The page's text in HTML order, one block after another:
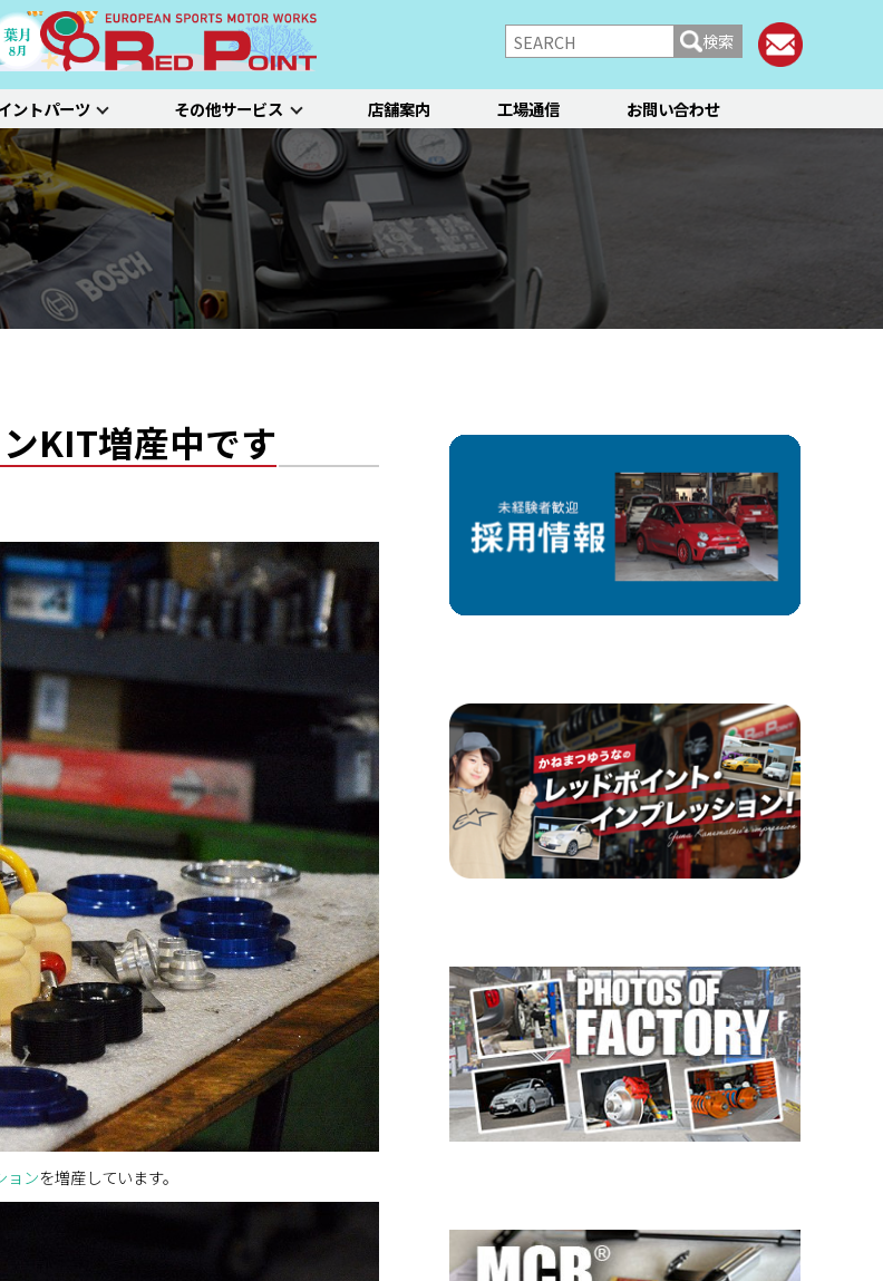
検索
診断 ホイールアライメント点検・調整
ヤ整備 新車点検整備
ージ1／ベーシック ステージ2／ルーティーン
ントパーツ
シトロエン/DS アルファロメオ フィアット／アバルト
排気系 サスペンション/シャーシ
クステリア インテリア
その他サービス
中古車 車両買い取り
店舗案内 工場通信 お問い合わせ
KIT増産中です
ョンを増産しています。